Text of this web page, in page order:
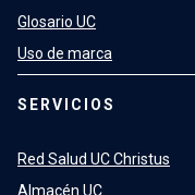
Glosario UC
Uso de marca
SERVICIOS
Red Salud UC Christus
Almacén UC